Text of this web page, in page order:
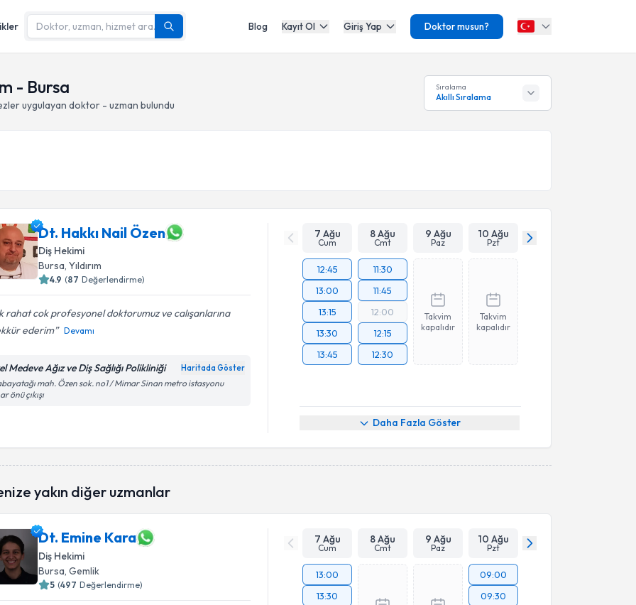
Blog Kayıt Ol Giriş Yap Doktor musun?
- Bursa
uygulayan doktor - uzman bulundu
Sıralama
Akıllı Sıralama
Dt. Hakkı Nail Özen
Diş Hekimi
Bursa, Yıldırım
4.9 (87 Değerlendirme)
rahat cok profesyonel doktorumuz ve calışanlarına
ederim
Devamı
Medeve Ağız ve Diş Sağlığı Polikliniği Haritada Göster
mah. Özen sok. no1 / Mimar Sinan metro istasyonu
önü çıkışı
7 Ağu
Cum
8 Ağu
Cmt
9 Ağu
Paz
10 Ağu
Pzt
12:45
13:00
13:15
13:30
13:45
11:30
11:45
12:00
12:15
12:30
Takvim
kapalıdır
Takvim
kapalıdır
Daha Fazla Göster
yakın diğer uzmanlar
Dt. Emine Kara
Diş Hekimi
Bursa , Gemlik
5 (497 Değerlendirme)
7 Ağu
Cum
8 Ağu
Cmt
9 Ağu
Paz
10 Ağu
Pzt
13:00
13:30
09:00
09:30